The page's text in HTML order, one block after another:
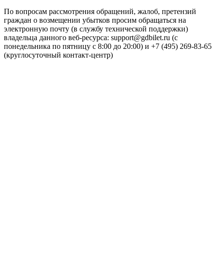
По вопросам рассмотрения обращений, жалоб, претензий
граждан о возмещении убытков просим обращаться на
электронную почту (в службу технической поддержки)
владельца данного веб-ресурса: support@gdbilet.ru (с
понедельника по пятницу с 8:00 до 20:00) и +7 (495) 269-83-65
(круглосуточный контакт-центр)